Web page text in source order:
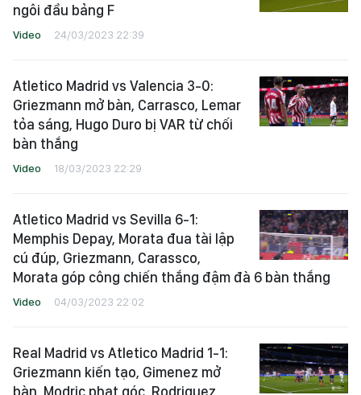
ngôi đầu bảng F
Video 24/03/2023 22:39
Atletico Madrid vs Valencia 3-0:
Griezmann mở bàn, Carrasco, Lemar
tỏa sáng, Hugo Duro bị VAR từ chối
bàn thắng
Video 18/03/2023 22:29
Atletico Madrid vs Sevilla 6-1:
Memphis Depay, Morata đua tài lập
cú đúp, Griezmann, Carassco,
Morata góp công chiến thắng đậm đà 6 bàn thắng
Video 04/03/2023 22:02
Real Madrid vs Atletico Madrid 1-1:
Griezmann kiến tạo, Gimenez mở
bàn, Modric phạt góc, Rodriguez